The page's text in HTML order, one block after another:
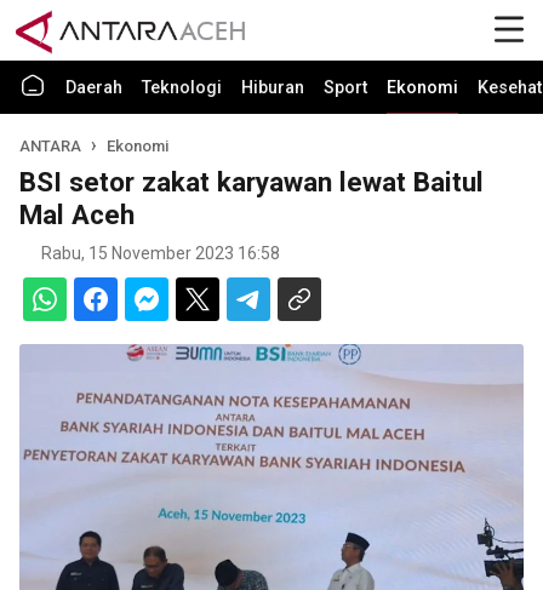
Daerah Teknologi Hiburan Sport Ekonomi
ANTARA Ekonomi
BSI setor zakat karyawan lewat Baitul
Mal Aceh
Rabu, 15 November 2023 16:58